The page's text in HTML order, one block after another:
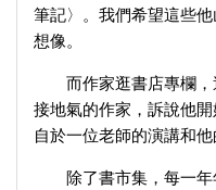
筆記〉。我們希望這些
想像。
而作家逛書店專欄，
接地氣的作家，訴說他
自於一位老師的演講和他
除了書市集，每一年